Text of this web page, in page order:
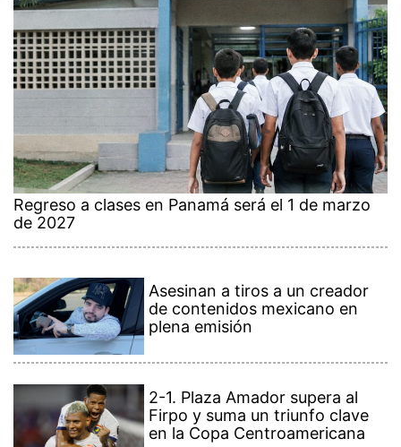
Regreso a clases en Panamá será el 1 de marzo
de 2027
Asesinan a tiros a un creador
de contenidos mexicano en
plena emisión
2-1. Plaza Amador supera al
Firpo y suma un triunfo clave
en la Copa Centroamericana